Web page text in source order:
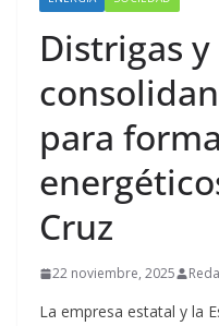
Distrigas y
para
Cruz
22 noviembre, 2025
La empresa estatal y la